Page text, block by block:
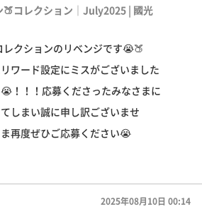
🍑コレクション｜July2025 | 國光
クションのリベンジです😭🍑
ワード設定にミスがございました
！！！応募くださったみなさまに
しまい誠に申し訳ございませ
再度ぜひご応募ください😭
2025年08月10日 00:14